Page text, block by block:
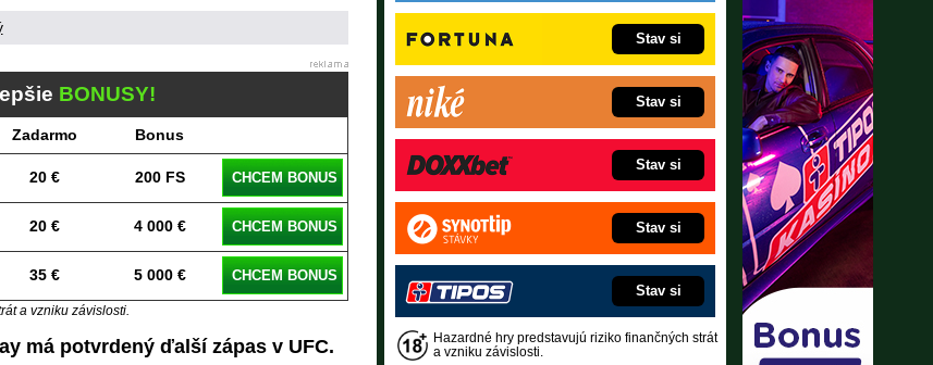
BONUSY!
Zadarmo Bonus
20 € 200 FS CHCEM BONUS
20 € 4 000 € CHCEM BONUS
35 € 5 000 € CHCEM BONUS
a vzniku závislosti.
má potvrdený ďalší zápas v UFC.
Stav si
Stav si
Stav si
Stav si
Stav si
Hazardné hry predstavujú riziko finančných strát
a vzniku závislosti.